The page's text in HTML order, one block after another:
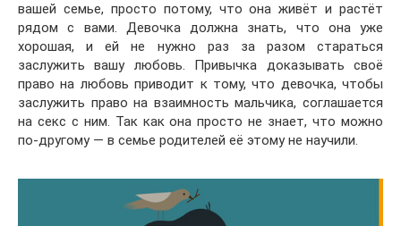
вашей семье, просто потому, что она живёт и растёт
рядом с вами. Девочка должна знать, что она уже
хорошая, и ей не нужно раз за разом стараться
заслужить вашу любовь. Привычка доказывать своё
право на любовь приводит к тому, что девочка, чтобы
заслужить право на взаимность мальчика, соглашается
на секс с ним. Так как она просто не знает, что можно
по-другому — в семье родителей её этому не научили.